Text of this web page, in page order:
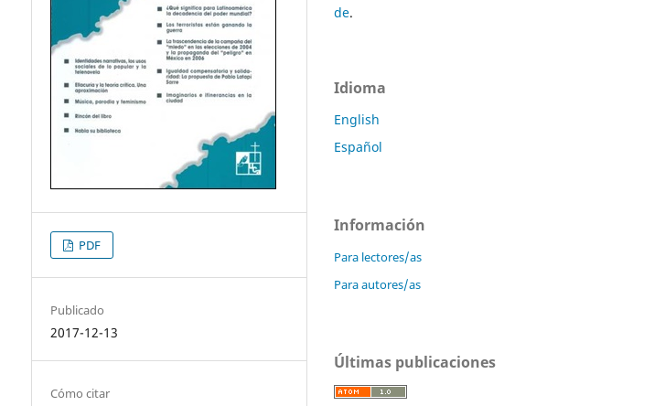
PDF
Publicado
2017-12-13
Cómo citar
de.
Idioma
English
Español
Información
Para lectores/as
Para autores/as
Últimas publicaciones